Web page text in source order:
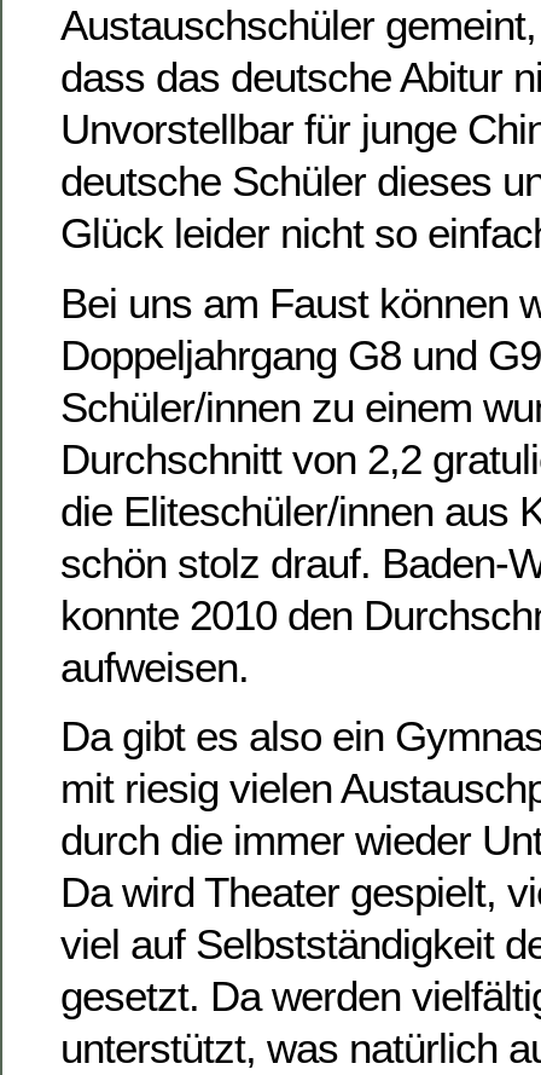
Austauschschüler
dass das deutsche Abitur
Unvorstellbar für junge
deutsche Schüler dieses
Glück leider nicht so
Bei uns am Faust können
Doppeljahrgang G8 und
Schüler/innen zu einem
Durchschnitt von 2,2
die Eliteschüler/innen aus
schön stolz drauf. Baden-
konnte 2010 den
aufweisen.
Da gibt es also ein
mit riesig vielen
durch die immer wieder
Da wird Theater gespielt,
viel auf Selbstständigkeit
gesetzt. Da werden
unterstützt, was natürlich